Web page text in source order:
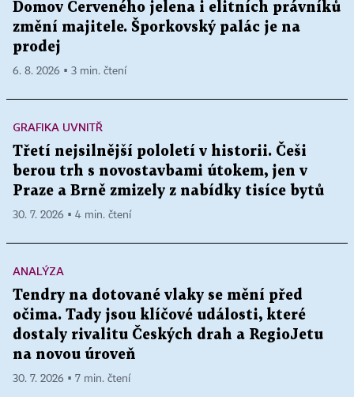
Domov Červeného jelena i elitních právníků
změní majitele. Šporkovský palác je na
prodej
6. 8. 2026 ▪ 3 min. čtení
GRAFIKA UVNITŘ
Třetí nejsilnější pololetí v historii. Češi
berou trh s novostavbami útokem, jen v
Praze a Brně zmizely z nabídky tisíce bytů
30. 7. 2026 ▪ 4 min. čtení
ANALÝZA
Tendry na dotované vlaky se mění před
očima. Tady jsou klíčové události, které
dostaly rivalitu Českých drah a RegioJetu
na novou úroveň
30. 7. 2026 ▪ 7 min. čtení